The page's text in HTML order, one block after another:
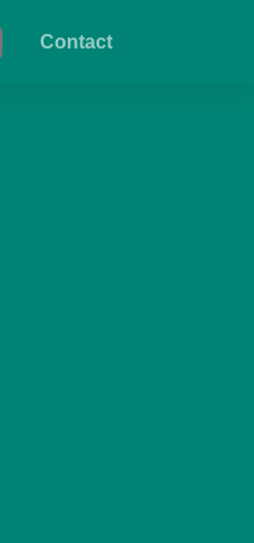
Contact